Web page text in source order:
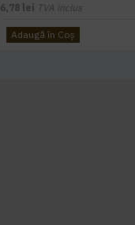
6,78 lei TVA inclus
Adaugă în Coş